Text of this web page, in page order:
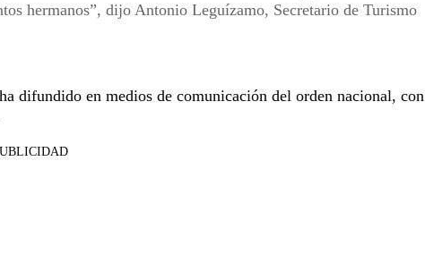
hermanos”, dijo Antonio Leguízamo, Secretario de Turismo
difundido en medios de comunicación del orden nacional, con